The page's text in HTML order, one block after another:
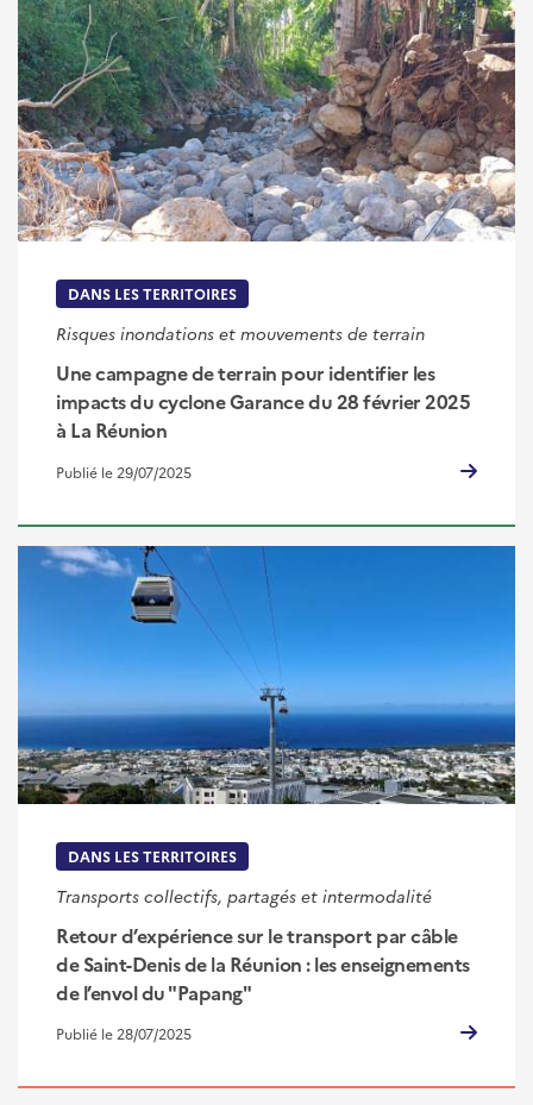
DANS LES TERRITOIRES
Risques inondations et mouvements de terrain
Une campagne de terrain pour identifier les
impacts du cyclone Garance du 28 février 2025
à La Réunion
Publié le 29/07/2025
DANS LES TERRITOIRES
Transports collectifs, partagés et intermodalité
Retour d’expérience sur le transport par câble
de Saint-Denis de la Réunion : les enseignements
de l’envol du "Papang"
Publié le 28/07/2025